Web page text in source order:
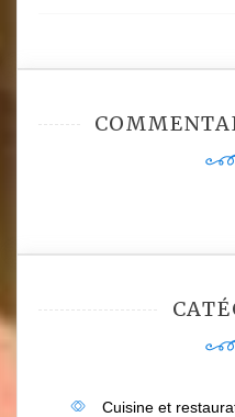
Cuisine et